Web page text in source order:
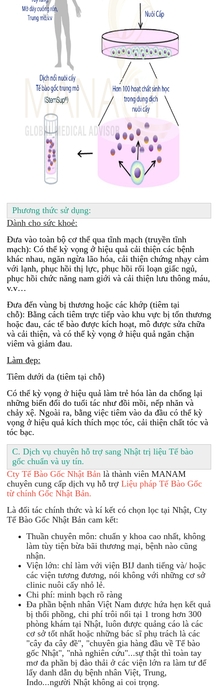
Phương thức sử dụng:
Dành cho sức khoẻ:
Đưa vào toàn bộ cơ thể qua tĩnh mạch (truyền tĩnh
mạch): Có thể kỳ vọng ở hiệu quả cải thiện các bệnh
khác nhau, ngăn ngừa lão hóa, cải thiện chứng nhạy cảm
với lạnh, phục hồi thị lực, phục hồi rối loạn giấc ngủ,
phục hồi chức năng nam giới và cải thiện lưu thông máu,
v.v…
Đưa đến vùng bị thương hoặc các khớp (tiêm tại
chỗ): Bằng cách tiêm trực tiếp vào khu vực bị tổn thương
hoặc đau, các tế bào được kích hoạt, mô được sửa chữa
và cải thiện, và có thể kỳ vọng ở hiệu quả ngăn chặn
viêm và giảm đau.
Làm đẹp:
Tiêm dưới da (tiêm tại chỗ)
Có thể kỳ vọng ở hiệu quả làm trẻ hóa làn da chống lại
những biến đổi do tuổi tác như đồi mồi, nếp nhăn và
chảy xệ. Ngoài ra, bằng việc tiêm vào da đầu có thể kỳ
vọng ở hiệu quả kích thích mọc tóc, cải thiện chất tóc và
tóc bạc.
C. Dịch vụ chuyên hỗ trợ sang Nhật trị liệu Tế bào
gốc chuẩn và uy tín.
Cty Tế Bào Gốc Nhật Bản là thành viên MANAM
chuyên cung cấp dịch vụ hỗ trợ Liệu pháp Tế Bào Gốc
từ chính Gốc Nhật Bản.
Là đối tác chính thức và kí kết có chọn lọc tại Nhật, Cty
Tế Bào Gốc Nhật Bản cam kết:
Thuần chuyên môn: chuẩn y khoa cao nhất, không
làm tùy tiện bừa bãi thương mại, bệnh nào cũng
nhận.
Viện lớn: chỉ làm với viện BIJ danh tiếng và/ hoặc
các viện tương đương, nói không với những cơ sở
clinic nuôi cấy nhỏ lẻ.
Chi phí: minh bạch rõ ràng
Đa phần bệnh nhân Việt Nam được hứa hẹn kết quả
bị thổi phồng, chi phí trôi nổi tại 1 trong hơn 300
phòng khám tại Nhật, luôn được quảng cáo là các
cơ sở tốt nhất hoặc những bác sĩ phụ trách là các
"cây đa cây đề", "chuyên gia hàng đầu về Tế bào
gốc Nhật", "nhà nghiên cứu"...sự thật thì toàn tay
mơ đa phần bị đào thải ở các viện lớn ra làm tư để
lấy danh dẫn dụ bệnh nhân Việt, Trung,
Indo...người Nhật không ai coi trọng.